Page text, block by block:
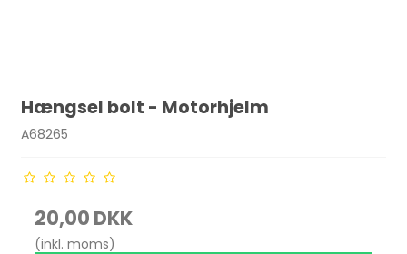
Hængsel bolt - Motorhjelm
A68265
20,00 DKK
(inkl. moms)